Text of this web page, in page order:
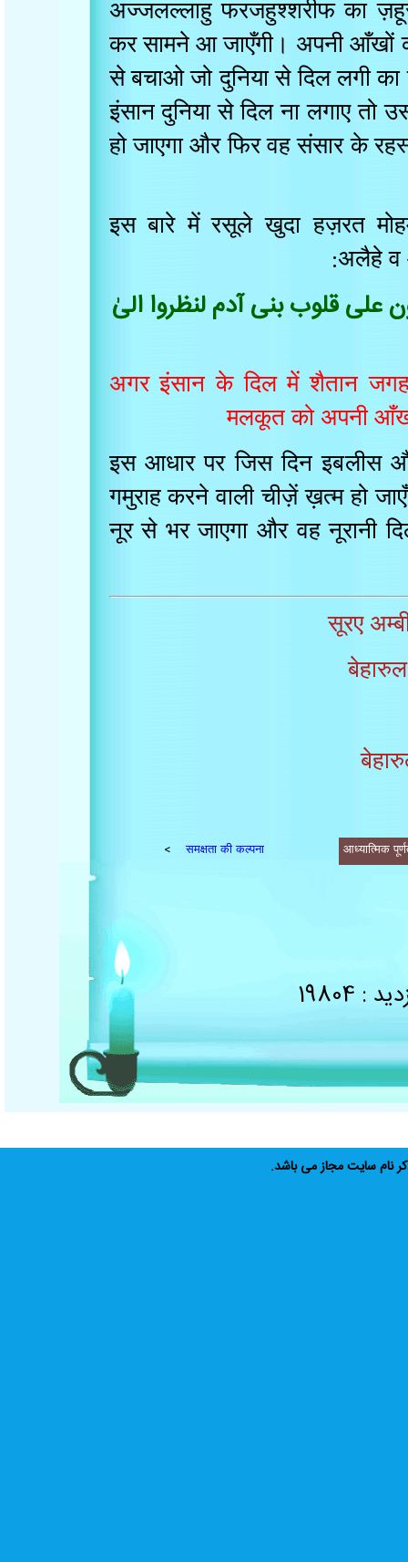
अज्जलल्लाहु फरजहुश्शरीफ का
कर सामने आ जाएँगी। अपनी
से बचाओ जो दुनिया से दिल लगी
इंसान दुनिया से दिल ना लगाए
हो जाएगा और फिर वह संसार
इस बारे में रसूले खुदा हज़रत
अलैहे
قلوب بنی آدم لنظروا الیٰ
अगर इंसान के दिल में शैतान
मलकूत को अपनी
इस आधार पर जिस दिन
गमुराह करने वाली चीज़ें ख़त्म हो
नूर से भर जाएगा और वह
समक्षता की कल्पना
>
سايت مجاز مى باشد.